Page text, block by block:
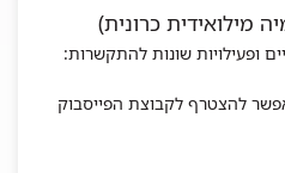
ופעילויות שונות להתקשרות:
להצטרף לקבוצת הפייסבוק